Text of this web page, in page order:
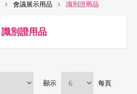
會議展示用品 識別證用品
識別證用品
顯示 每頁